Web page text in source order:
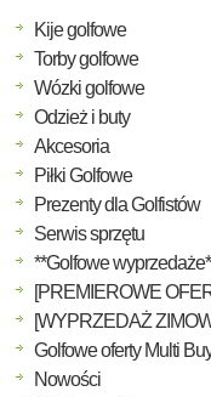
Kije golfowe
Torby golfowe
Wózki golfowe
Odzież i buty
Akcesoria
Piłki Golfowe
Prezenty dla Golfistów
Serwis sprzętu
**Golfowe
[PREMIEROWE
[WYPRZEDAŻ
Golfowe oferty Multi
Nowości